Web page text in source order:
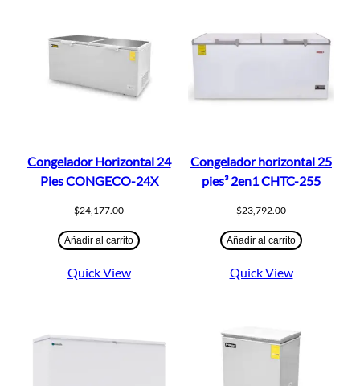
Congelador Horizontal 24
Pies CONGECO-24X
$24,177.00
Añadir al carrito
Quick View
Congelador horizontal 25
pies³ 2en1 CHTC-255
$23,792.00
Añadir al carrito
Quick View